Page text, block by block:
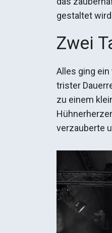
gestaltet
Zwei
Alles ging
trister
zu einem
verzauberte